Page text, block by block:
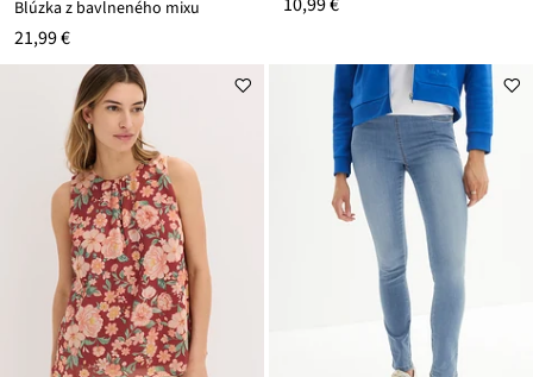
Blúzka z bavlneného mixu
21,99 €